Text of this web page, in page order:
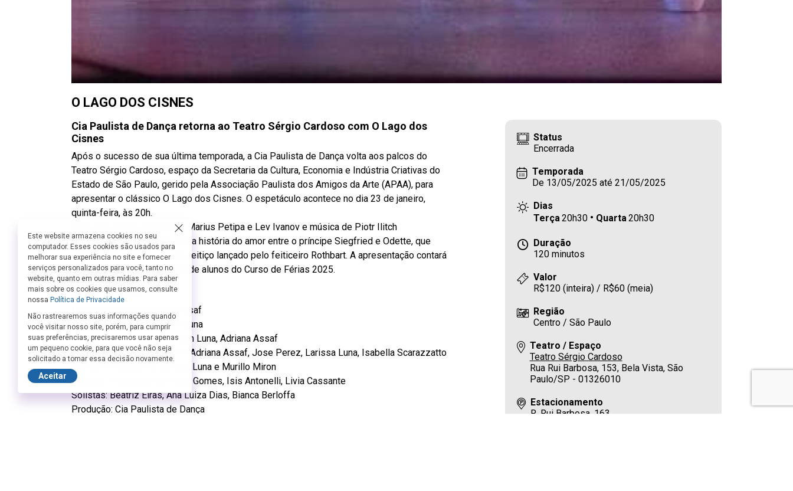
O LAGO DOS CISNES
Cia Paulista de Dança retorna ao Teatro Sérgio Cardoso com O Lago dos
Cisnes
Após o sucesso de sua última temporada, a Cia Paulista de Dança volta aos palcos do
Teatro Sérgio Cardoso, espaço da Secretaria da Cultura, Economia e Indústria Criativas do
Estado de São Paulo, gerido pela Associação Paulista dos Amigos da Arte (APAA), para
apresentar o clássico O Lago dos Cisnes. O espetáculo acontece no dia 23 de janeiro,
quinta-feira, às 20h.
Com coreografia original de Marius Petipa e Lev Ivanov e música de Piotr Ilitch
Tchaikovsky, a produção traz a história do amor entre o príncipe Siegfried e Odette, que
enfrenta os desafios de um feitiço lançado pelo feiticeiro Rothbart. A apresentação contará
com a participação especial de alunos do Curso de Férias 2025.
Ficha Técnica:
Direção Artística: Adriana Assaf
Direção Executiva: Robson Luna
Direção de Produção: Robson Luna, Adriana Assaf
Professores e Ensaiadores: Adriana Assaf, Jose Perez, Larissa Luna, Isabella Scarazzatto
Primeiros Bailarinos: Larissa Luna e Murillo Miron
Solistas Principais: Giovanna Gomes, Isis Antonelli, Livia Cassante
Solistas: Beatriz Eiras, Ana Luiza Dias, Bianca Berloffa
Produção: Cia Paulista de Dança
Status
Encerrada
Temporada
De 13/05/2025 até 21/05/2025
Dias
Terça20h30 Quarta20h30
Duração
120 minutos
Valor
R$120 (inteira) / R$60 (meia)
Região
Centro / São Paulo
Teatro / Espaço
Teatro Sérgio Cardoso
Rua Rui Barbosa, 153, Bela Vista, São
Paulo/SP - 01326010
Estacionamento
R. Rui Barbosa, 163
Este website armazena cookies no seu
computador. Esses cookies são usados para
melhorar sua experiência no site e fornecer
serviços personalizados para você, tanto no
website, quanto em outras mídias. Para saber
mais sobre os cookies que usamos, consulte
nossa Política de Privacidade
Não rastrearemos suas informações quando
você visitar nosso site, porém, para cumprir
suas preferências, precisaremos usar apenas
um pequeno cookie, para que você não seja
solicitado a tomar essa decisão novamente.
Aceitar